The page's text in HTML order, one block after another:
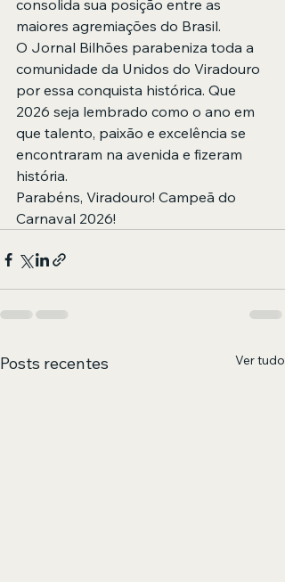
consolida sua posição entre as
maiores agremiações do Brasil.
O Jornal Bilhões parabeniza toda a
comunidade da Unidos do Viradouro
por essa conquista histórica. Que
2026 seja lembrado como o ano em
que talento, paixão e excelência se
encontraram na avenida e fizeram
história.
Parabéns, Viradouro! Campeã do
Carnaval 2026!
Posts recentes Ver tudo